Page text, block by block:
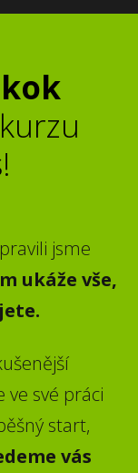
jsme
ukáže vše,
své práci
start,
vás